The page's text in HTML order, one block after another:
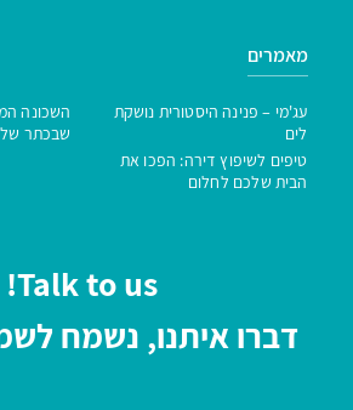
מאמרים
עג'מי – פנינה היסטורית נושקת
לים
טיפים לשיפוץ דירה: הפכו את
הבית שלכם לחלום
השכונה
שבכתר של
Talk to us!
דברו איתנו, נשמח